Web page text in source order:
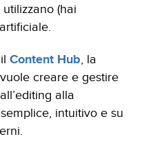
(hai
ilContent Hub, la
creare e gestire
alla
intuitivo e su